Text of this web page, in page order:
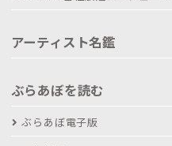
アーティスト名鑑
ぶらあぼを読む
ぶらあぼ電子版